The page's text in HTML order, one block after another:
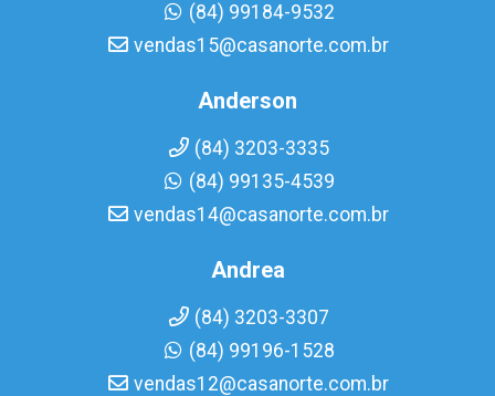
(84) 99184-9532
vendas15@casanorte.com.br
Anderson
(84) 3203-3335
(84) 99135-4539
vendas14@casanorte.com.br
Andrea
(84) 3203-3307
(84) 99196-1528
vendas12@casanorte.com.br